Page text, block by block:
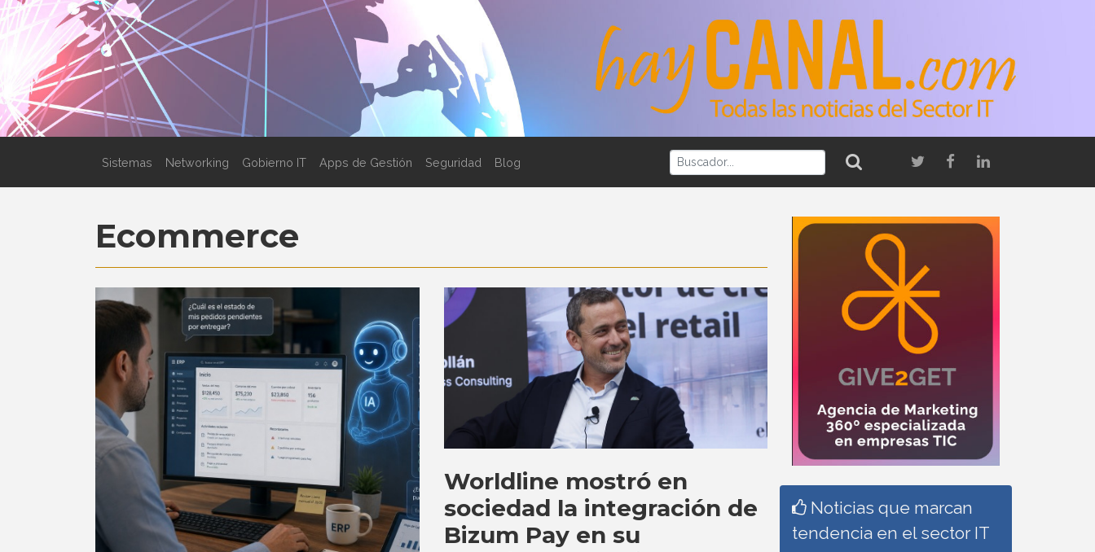
Sistemas Networking Gobierno IT Apps de Gestión Seguridad Blog
Ecommerce
Worldline mostró en
sociedad la integración de
Bizum Pay en su
Noticias que marcan
tendencia en el sector IT